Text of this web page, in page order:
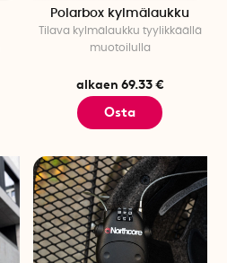
Polarbox kylmälaukku
Tilava kylmälaukku tyylikkäällä
muotoilulla
alkaen 69.33 €
Osta